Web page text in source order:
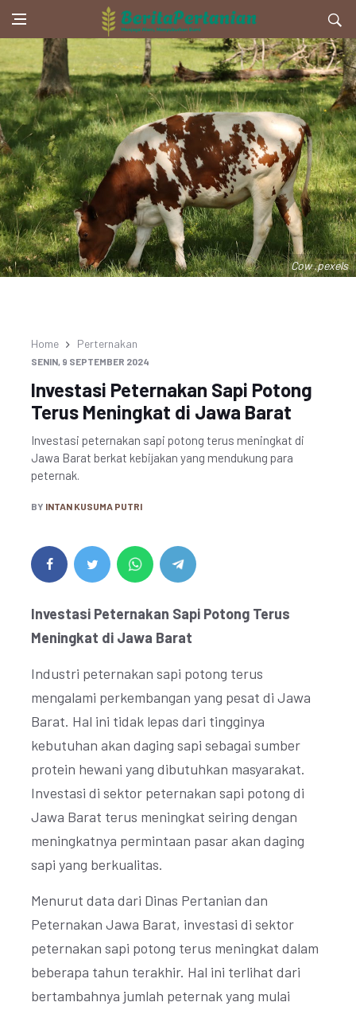
Cow .pexels
Home Perternakan
SENIN, 9 SEPTEMBER 2024
Investasi Peternakan Sapi Potong
Terus Meningkat di Jawa Barat
Investasi peternakan sapi potong terus meningkat di
Jawa Barat berkat kebijakan yang mendukung para
peternak.
BY INTAN KUSUMA PUTRI
Investasi Peternakan Sapi Potong Terus
Meningkat di Jawa Barat
Industri peternakan sapi potong terus
mengalami perkembangan yang pesat di Jawa
Barat. Hal ini tidak lepas dari tingginya
kebutuhan akan daging sapi sebagai sumber
protein hewani yang dibutuhkan masyarakat.
Investasi di sektor peternakan sapi potong di
Jawa Barat terus meningkat seiring dengan
meningkatnya permintaan pasar akan daging
sapi yang berkualitas.
Menurut data dari Dinas Pertanian dan
Peternakan Jawa Barat, investasi di sektor
peternakan sapi potong terus meningkat dalam
beberapa tahun terakhir. Hal ini terlihat dari
bertambahnya jumlah peternak yang mulai